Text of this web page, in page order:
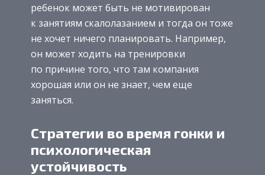
ребенок может быть не мотивирован
к занятиям скалолазанием и тогда он тоже
не хочет ничего планировать. Например,
он может ходить на тренировки
по причине того, что там компания
хорошая или он не знает, чем еще
заняться.
Стратегии во время гонки и
психологическая
устойчивость